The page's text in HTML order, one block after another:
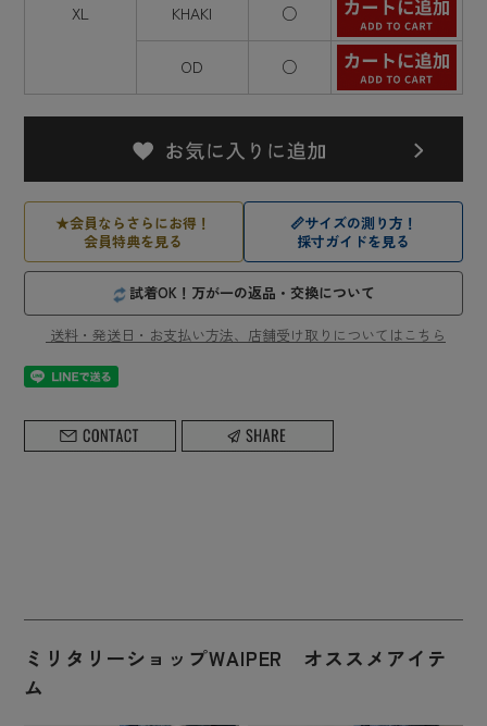
XL KHAKI ○
OD ○
★会員ならさらにお得！
会員特典を見る
📏サイズの測り方！
採寸ガイドを見る
試着OK！万が一の返品・交換について
送料・発送日・お支払い方法、店舗受け取りについてはこちら
ミリタリーショップWAIPER オススメアイテ
ム